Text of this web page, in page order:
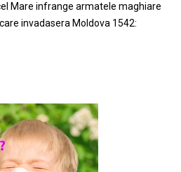
Mare infrange armatele maghiare
invadasera Moldova 1542: